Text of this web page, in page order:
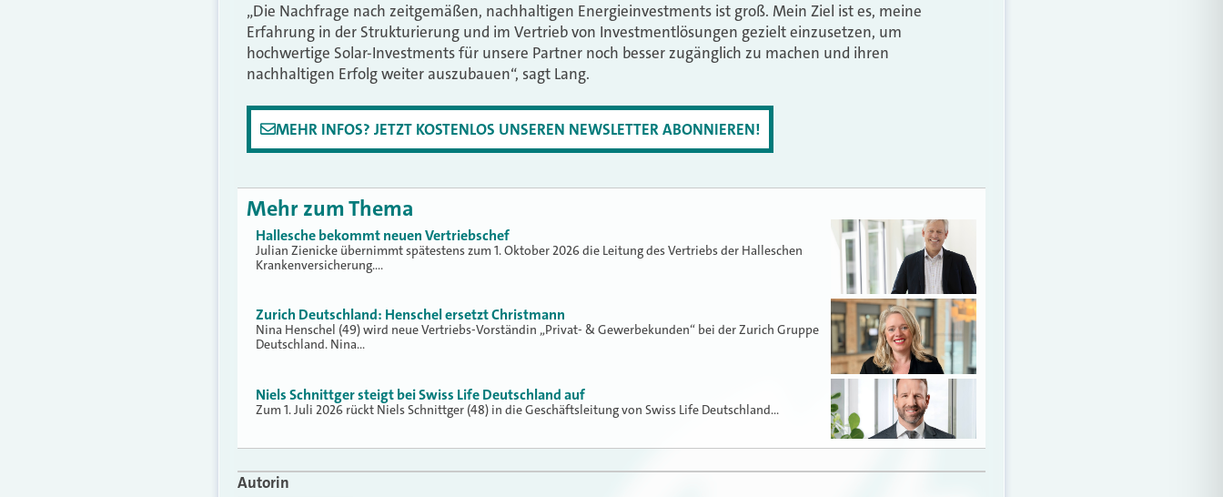
„Die Nachfrage nach zeitgemäßen, nachhaltigen Energieinvestments ist groß. Mein Ziel ist es, meine
Erfahrung in der Strukturierung und im Vertrieb von Investmentlösungen gezielt einzusetzen, um
hochwertige Solar-Investments für unsere Partner noch besser zugänglich zu machen und ihren
nachhaltigen Erfolg weiter auszubauen“, sagt Lang.
MEHR INFOS? JETZT KOSTENLOS UNSEREN NEWSLETTER ABONNIEREN!
Mehr zum Thema
Hallesche bekommt neuen Vertriebschef
Julian Zienicke übernimmt spätestens zum 1. Oktober 2026 die Leitung des Vertriebs der Halleschen
Krankenversicherung.…
Zurich Deutschland: Henschel ersetzt Christmann
Nina Henschel (49) wird neue Vertriebs-Vorständin „Privat- & Gewerbekunden“ bei der Zurich Gruppe
Deutschland. Nina…
Niels Schnittger steigt bei Swiss Life Deutschland auf
Zum 1. Juli 2026 rückt Niels Schnittger (48) in die Geschäftsleitung von Swiss Life Deutschland…
Autorin